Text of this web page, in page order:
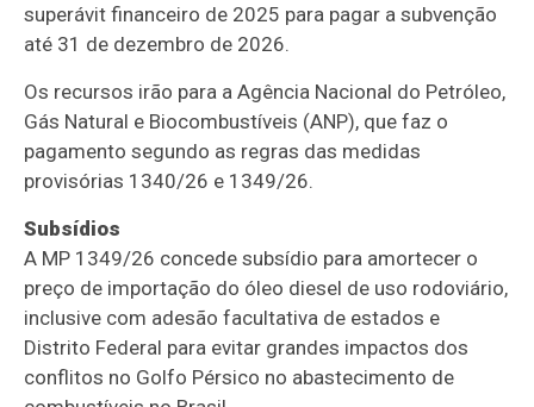
superávit financeiro de 2025 para pagar a subvenção
até 31 de dezembro de 2026.
Os recursos irão para a Agência Nacional do Petróleo,
Gás Natural e Biocombustíveis (ANP), que faz o
pagamento segundo as regras das medidas
provisórias 1340/26 e 1349/26.
Subsídios
A MP 1349/26 concede subsídio para amortecer o
preço de importação do óleo diesel de uso rodoviário,
inclusive com adesão facultativa de estados e
Distrito Federal para evitar grandes impactos dos
conflitos no Golfo Pérsico no abastecimento de